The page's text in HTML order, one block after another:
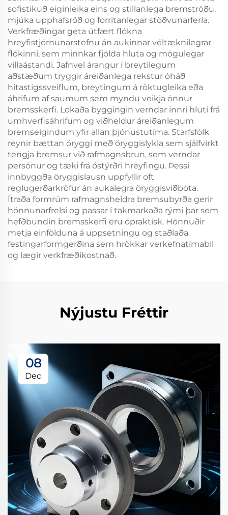
sofistikuð eiginleika eins og stillanlega bremströðu,
mjúka upphafsröð og forritanlegar stöðvunarferla.
Verkfræðingar geta útfært flókna
hreyfistjórnunarstefnu án aukinnar véltæknilegrar
flókinni, sem minnkar fjölda hluta og mögulegar
villaástandi. Jafnvel árangur í breytilegum
aðstæðum tryggir áreiðanlega rekstur óháð
hitastigssveiflum, breytingum á röktugleika eða
áhrifum af saumum sem myndu veikja önnur
bremsskerfi. Lokaða byggingin verndar innri hluti frá
umhverfisáhrifum og viðheldur áreiðanlegum
bremseigindum yfir allan þjónustutíma. Starfsfólk
reynir bættan öryggi með öryggislykla sem sjálfvirkt
tengja bremsur við rafmagnsbrun, sem verndar
persónur og tæki frá óstýrðri hreyfingu. Þessi
innbyggða öryggislausn uppfyllir oft
reglugerðarkröfur án aukalegra öryggisviðbóta.
Ítraða formrúm rafmagnsheldra bremsubyrða gerir
hönnunarfrelsi og passar í takmarkaða rými þar sem
hefðbundin bremsskerfi eru ópraktísk. Hönnuðir
metja einfölduna á uppsetningu og staðlaða
festingarformgerðina sem hrökkar verkefnatímabil
og lægir verkfræðikostnað.
Nýjustu Fréttir
08
Dec